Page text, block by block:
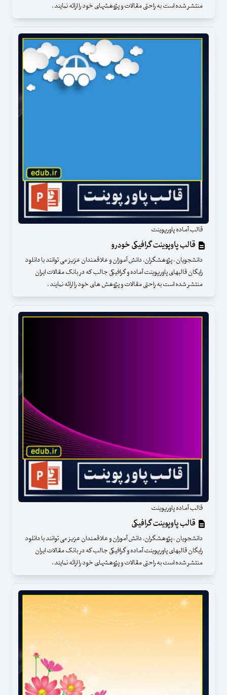
منتشر شده است به راحتی مقالات و پژوهشهای خود را ارائه نمایند .
قالب آماده پاورپوینت
قالب پاوپوینت گرافیکی خودرو
دانشجویان ، پژوهشگران، دانش آموزان و علاقمندان عزیز می توانند با دانلود
رایگان قالبهای پاورپوینت آماده و گرافیکی جالب که در بانک مقالات ایران
منتشر شده است به راحتی مقالات و پژوهش های خود را ارائه نمایند .
قالب آماده پاورپوینت
قالب پاوپوینت گرافیکی
دانشجویان ، پژوهشگران، دانش آموزان و علاقمندان عزیز می توانند با دانلود
رایگان قالبهای پاورپوینت آماده و گرافیکی جالب که در بانک مقالات ایران
منتشر شده است به راحتی مقالات و پژوهشهای خود را ارائه نمایند .